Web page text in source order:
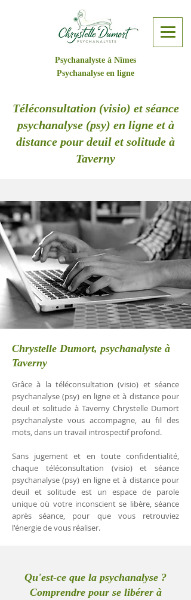
Psychanalyste à Nîmes
Psychanalyse en ligne
Téléconsultation (visio) et séance
psychanalyse (psy) en ligne et à
distance pour deuil et solitude à
Taverny
Chrystelle Dumort, psychanalyste à
Taverny
Grâce à la téléconsultation (visio) et séance
psychanalyse (psy) en ligne et à distance pour
deuil et solitude à Taverny Chrystelle Dumort
psychanalyste vous accompagne, au fil des
mots, dans un travail introspectif profond.
Sans jugement et en toute confidentialité,
chaque téléconsultation (visio) et séance
psychanalyse (psy) en ligne et à distance pour
deuil et solitude est un espace de parole
unique où votre inconscient se libère, séance
après séance, pour que vous retrouviez
l'énergie de vous réaliser.
Qu'est-ce que la psychanalyse ?
Comprendre pour se libérer à